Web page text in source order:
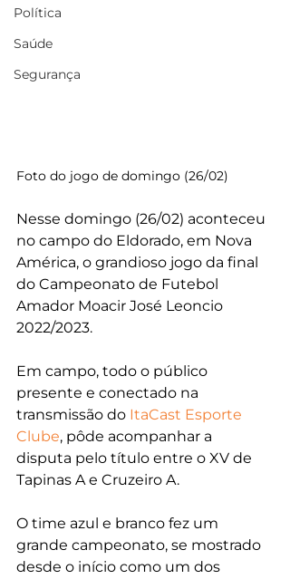
Política
Saúde
Segurança
Foto do jogo de domingo (26/02)
Nesse domingo (26/02) aconteceu
no campo do Eldorado, em Nova
América, o grandioso jogo da final
do Campeonato de Futebol
Amador Moacir José Leoncio
2022/2023.
Em campo, todo o público
presente e conectado na
transmissão do ItaCast Esporte
Clube, pôde acompanhar a
disputa pelo título entre o XV de
Tapinas A e Cruzeiro A.
O time azul e branco fez um
grande campeonato, se mostrado
desde o início como um dos